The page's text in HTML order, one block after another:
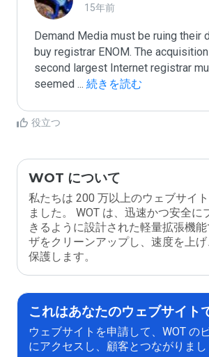
15年前
Demand Media must be ruing their
buy registrar ENOM. The
second largest Internet registrar
seemed ... 続きを読む
役立つ
WOT について
私たちは 200 万以上のウェブサイ
ました。 WOT は、迅速かつ安全に
きるように設計された軽量拡張機
ザをクリーンアップし、速度を上
保護します。
これはあなたのウェブサイト
ウェブサイトを申請して、WOT の
にアクセスし、顧客とつながりまし